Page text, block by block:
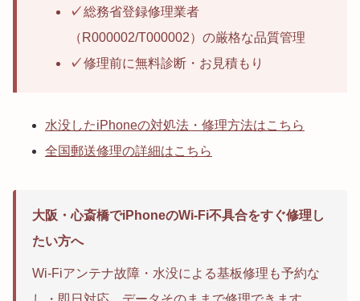
✓総務省登録修理業者
（R000002/T000002）の厳格な品質管理
✓修理前に無料診断・お見積もり
水没したiPhoneの対処法・修理方法はこちら
全国郵送修理の詳細はこちら
大阪・心斎橋でiPhoneのWi-Fi不具合をすぐ修理し
たい方へ
Wi-Fiアンテナ故障・水没による基板修理も予約な